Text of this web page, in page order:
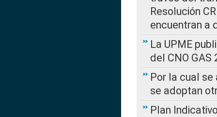
Resolución
encuentran a
La UPME
del CNO
Por la cual
se adoptan
Plan